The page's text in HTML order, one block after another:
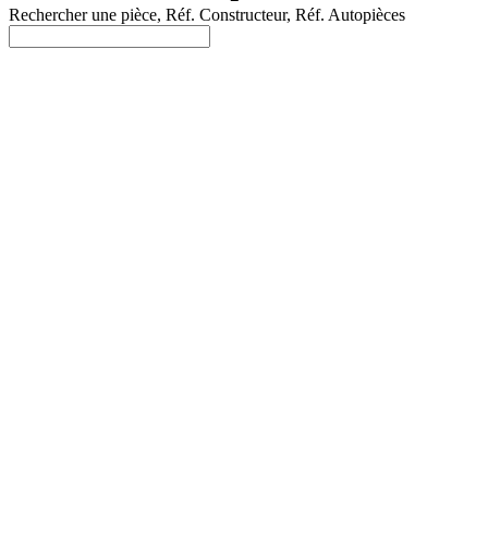
Rechercher une pièce, Réf. Constructeur, Réf. Autopièces